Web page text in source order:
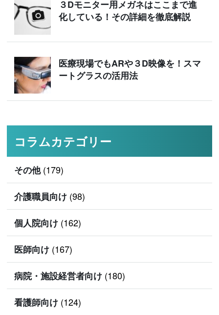
３Dモニター用メガネはここまで進
化している！その詳細を徹底解説
医療現場でもARや３D映像を！スマ
ートグラスの活用法
コラムカテゴリー
その他(179)
介護職員向け (98)
個人院向け (162)
医師向け (167)
病院・施設経営者向け (180)
看護師向け (124)